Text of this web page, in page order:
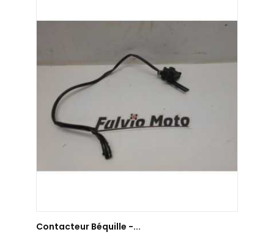
Contacteur Béquille -...